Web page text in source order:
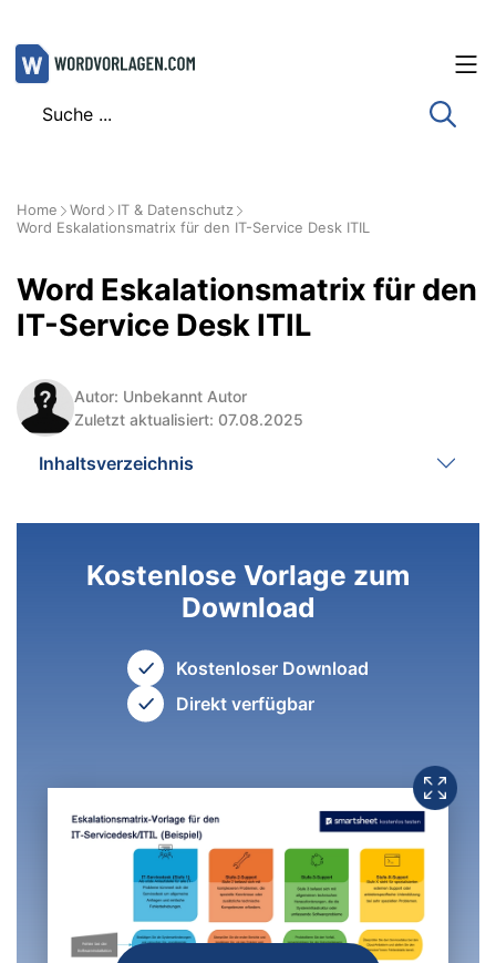
Zum
Inhalt
Home Word
IT & Datenschutz
Word Eskalationsmatrix für den IT-Service Desk ITIL
Word Eskalationsmatrix für den
IT-Service Desk ITIL
Autor: Unbekannt Autor
Zuletzt aktualisiert: 07.08.2025
Inhaltsverzeichnis
Kostenlose Vorlage zum
Download
Kostenloser Download
Direkt verfügbar